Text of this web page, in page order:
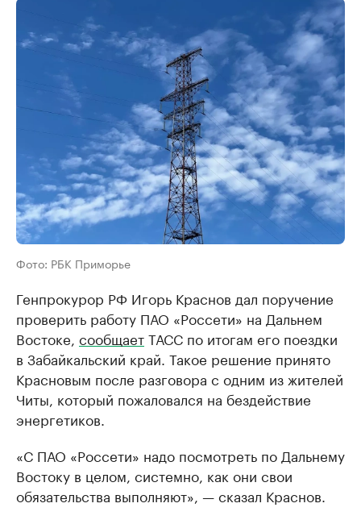
Фото: РБК Приморье
Генпрокурор РФ Игорь Краснов дал поручение
проверить работу ПАО «Россети» на Дальнем
Востоке, сообщаетТАСС по итогам его поездки
в Забайкальский край. Такое решение принято
Красновым после разговора с одним из жителей
Читы, который пожаловался на бездействие
энергетиков.
«С ПАО «Россети» надо посмотреть по Дальнему
Востоку в целом, системно, как они свои
обязательства выполняют», — сказал Краснов.